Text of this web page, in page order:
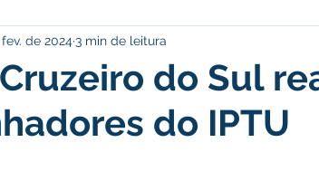
e Cidadania Parcerias
Tributos Departamento de Limpeza
do Sul
do IPTU
de 20243 min de leitura